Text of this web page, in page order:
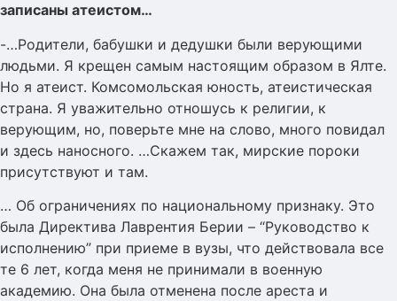
записаны атеистом…
-…Родители, бабушки и дедушки были верующими
людьми. Я крещен самым настоящим образом в Ялте.
Но я атеист. Комсомольская юность, атеистическая
страна. Я уважительно отношусь к религии, к
верующим, но, поверьте мне на слово, много повидал
и здесь наносного. …Скажем так, мирские пороки
присутствуют и там.
… Об ограничениях по национальному признаку. Это
была Директива Лаврентия Берии – “Руководство к
исполнению” при приеме в вузы, что действовала все
те 6 лет, когда меня не принимали в военную
академию. Она была отменена после ареста и